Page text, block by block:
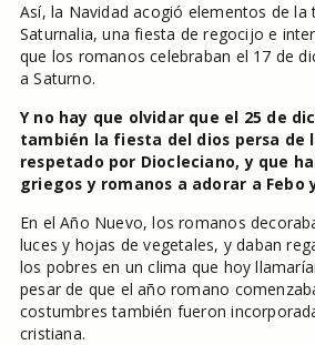
Así, la Navidad acogió elementos de la
Saturnalia, una fiesta de regocijo e
que los romanos celebraban el 17 de
a Saturno.
Y no hay que olvidar que el 25 de
también la fiesta del dios persa de
respetado por Diocleciano, y que
griegos y romanos a adorar a Febo
En el Año Nuevo, los romanos
luces y hojas de vegetales, y daban
los pobres en un clima que hoy
pesar de que el año romano
costumbres también fueron
cristiana.